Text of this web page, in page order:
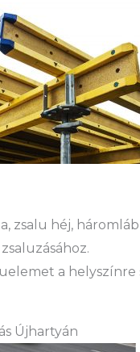
zsalu héj,
a
Újhartyán